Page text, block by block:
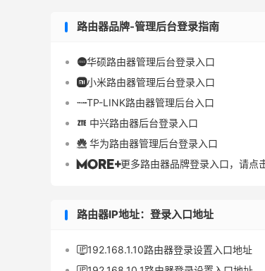
路由器品牌-管理后台登录指南
华硕路由器管理后台登录入口
小米路由器管理后台登录入口
TP-LINK路由器管理后台入口
 中兴路由器后台登录入口
 华为路由器管理后台登录入口
更多路由器品牌登录入口，请点
路由器IP地址：登录入口地址
192.168.1.10路由器登录设置入口地址